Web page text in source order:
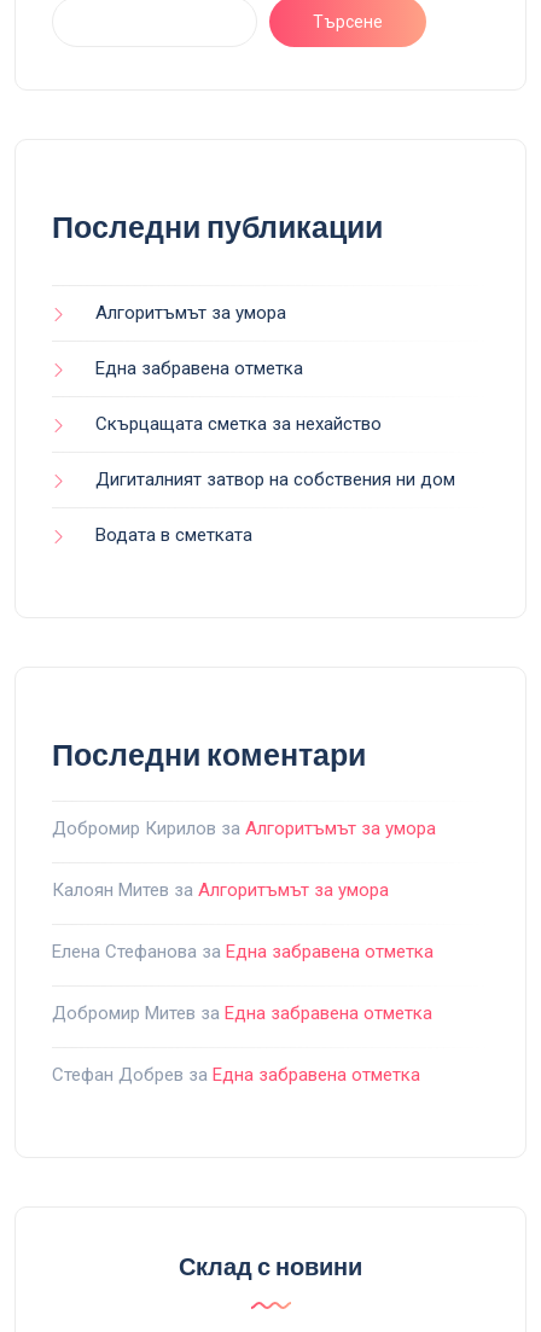
Търсене
Последни публикации
Алгоритъмът за умора
Една забравена отметка
Скърцащата сметка за нехайство
Дигиталният затвор на собствения ни дом
Водата в сметката
Последни коментари
Добромир Кирилов за Алгоритъмът за умора
Калоян Митев за Алгоритъмът за умора
Елена Стефанова за Една забравена отметка
Добромир Митев за Една забравена отметка
Стефан Добрев за Една забравена отметка
Склад с новини